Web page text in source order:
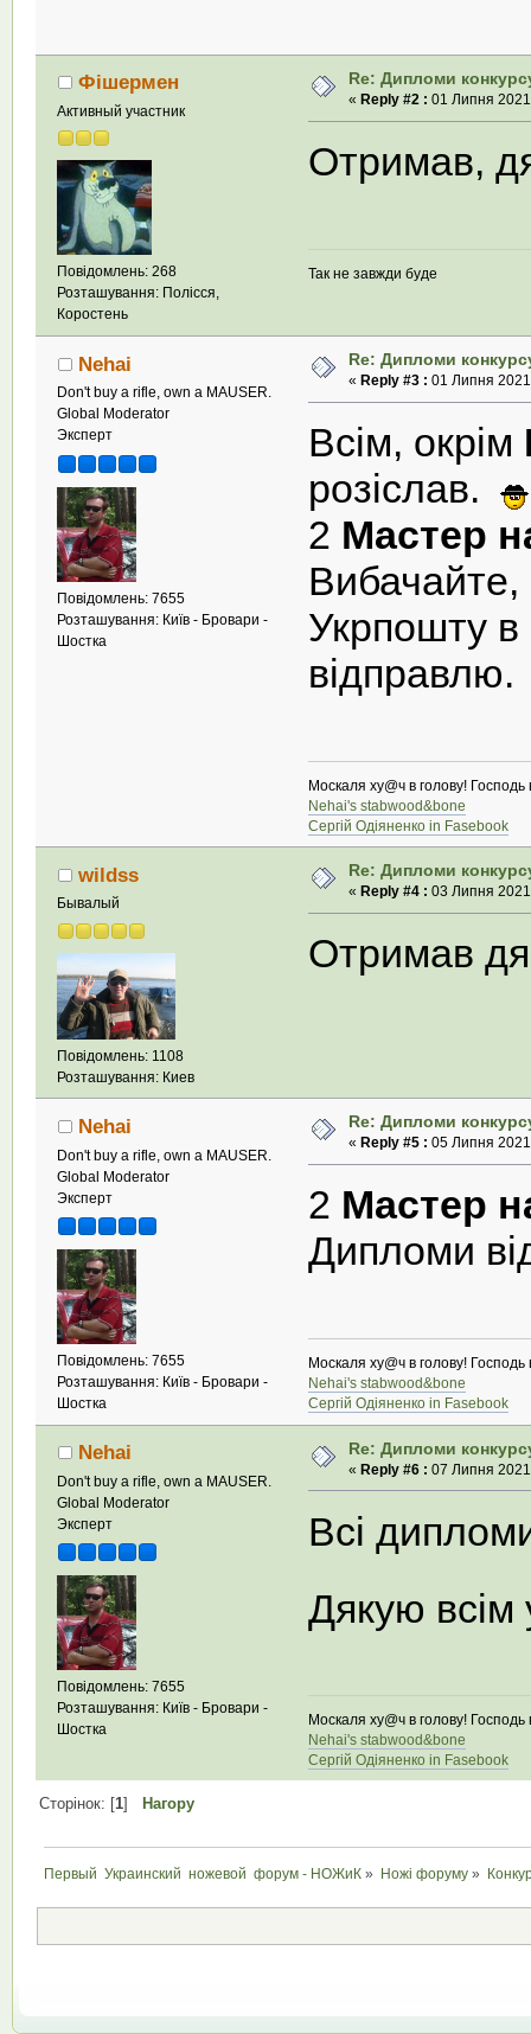
Фішермен
Активный участник
Повідомлень: 268
Розташування: Полісся,
Коростень
Re: Дипломи
« Reply #2 : 01 Липня
Отримав,
Так не завжди буде
Nehai
Don't buy a rifle, own a MAUSER.
Global Moderator
Эксперт
Повідомлень: 7655
Розташування: Київ - Бровари -
Шостка
Re: Дипломи
« Reply #3 : 01 Липня
Всім, окрім
розіслав.
2 Мастер
Вибачайте,
Укрпошту в
відправлю.
Москаля ху@ч в голову! Господь
Nehai's stabwood&bone
Сергій Одіяненко in Fasebook
wildss
Бывалый
Повідомлень: 1108
Розташування: Киев
Re: Дипломи
« Reply #4 : 03 Липня
Отримав
Nehai
Don't buy a rifle, own a MAUSER.
Global Moderator
Эксперт
Повідомлень: 7655
Розташування: Київ - Бровари -
Шостка
Re: Дипломи
« Reply #5 : 05 Липня
2 Мастер
Дипломи
Москаля ху@ч в голову! Господь
Nehai's stabwood&bone
Сергій Одіяненко in Fasebook
Nehai
Don't buy a rifle, own a MAUSER.
Global Moderator
Эксперт
Повідомлень: 7655
Розташування: Київ - Бровари -
Шостка
Re: Дипломи
« Reply #6 : 07 Липня
Всі
Дякую
Москаля ху@ч в голову! Господь
Nehai's stabwood&bone
Сергій Одіяненко in Fasebook
Сторінок: [1] Нагору
Первый  Украинский  ножевой  форум - НОЖиК » Ножі форуму »